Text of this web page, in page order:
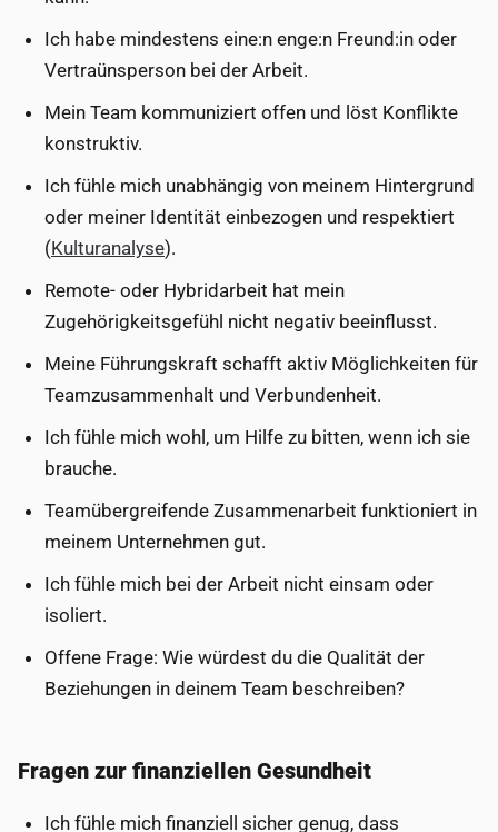
Ich habe mindestens eine:n enge:n Freund:in oder
Vertraünsperson bei der Arbeit.
Mein Team kommuniziert offen und löst Konflikte
konstruktiv.
Ich fühle mich unabhängig von meinem Hintergrund
oder meiner Identität einbezogen und respektiert
(Kulturanalyse).
Remote- oder Hybridarbeit hat mein
Zugehörigkeitsgefühl nicht negativ beeinflusst.
Meine Führungskraft schafft aktiv Möglichkeiten für
Teamzusammenhalt und Verbundenheit.
Ich fühle mich wohl, um Hilfe zu bitten, wenn ich sie
brauche.
Teamübergreifende Zusammenarbeit funktioniert in
meinem Unternehmen gut.
Ich fühle mich bei der Arbeit nicht einsam oder
isoliert.
Offene Frage: Wie würdest du die Qualität der
Beziehungen in deinem Team beschreiben?
Fragen zur finanziellen Gesundheit
Ich fühle mich finanziell sicher genug, dass